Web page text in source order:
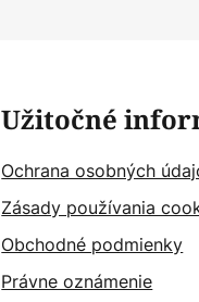
Užitočné
Ochrana osobných
Zásady používania
Obchodné podmienky
Právne oznámenie